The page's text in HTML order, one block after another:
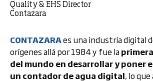
Quality & EHS Director
Contazara
CONTAZARAes una industria digital
orígenes allá por 1984 y fue la
del mundo en desarrollar y poner
un contador de agua digital, lo